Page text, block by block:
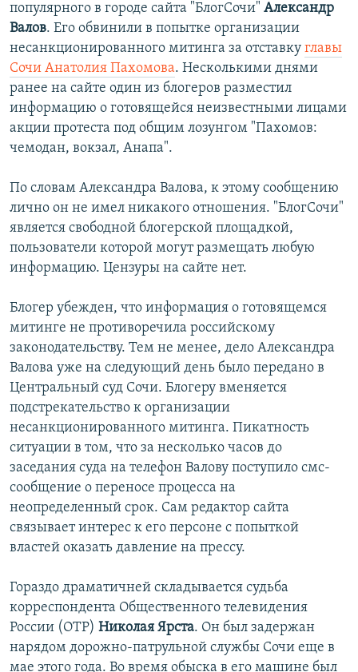
популярного в городе сайта "БлогСочи" Александр
Валов. Его обвинили в попытке организации
несанкционированного митинга за отставку главы
Сочи Анатолия Пахомова. Несколькими днями
ранее на сайте один из блогеров разместил
информацию о готовящейся неизвестными лицами
акции протеста под общим лозунгом "Пахомов:
чемодан, вокзал, Анапа".
По словам Александра Валова, к этому сообщению
лично он не имел никакого отношения. "БлогСочи"
является свободной блогерской площадкой,
пользователи которой могут размещать любую
информацию. Цензуры на сайте нет.
Блогер убежден, что информация о готовящемся
митинге не противоречила российскому
законодательству. Тем не менее, дело Александра
Валова уже на следующий день было передано в
Центральный суд Сочи. Блогеру вменяется
подстрекательство к организации
несанкционированного митинга. Пикатность
ситуации в том, что за несколько часов до
заседания суда на телефон Валову поступило смс-
сообщение о переносе процесса на
неопределенный срок. Сам редактор сайта
связывает интерес к его персоне с попыткой
властей оказать давление на прессу.
Гораздо драматичней складывается судьба
корреспондента Общественного телевидения
России (ОТР) Николая Ярста. Он был задержан
нарядом дорожно-патрульной службы Сочи еще в
мае этого года. Во время обыска в его машине был